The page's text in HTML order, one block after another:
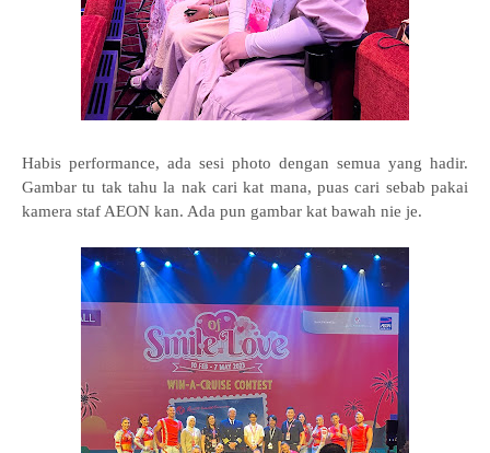
Habis performance, ada sesi photo dengan semua yang hadir.
Gambar tu tak tahu la nak cari kat mana, puas cari sebab pakai
kamera staf AEON kan. Ada pun gambar kat bawah nie je.